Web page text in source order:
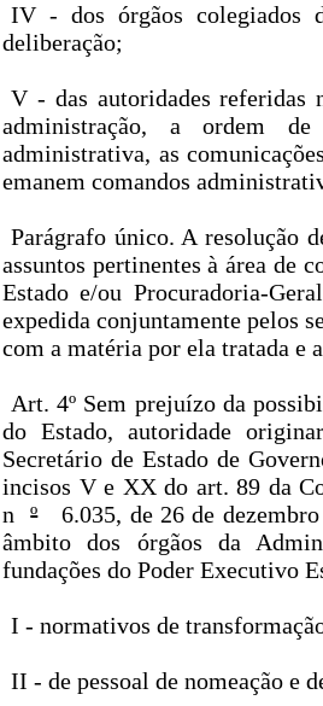
IV - dos órgãos colegiados
deliberação;
V - das autoridades
administração, a ordem
administrativa, as
emanem comandos
Parágrafo único. A resolução
assuntos pertinentes à área de
Estado e/ou Procuradoria-
expedida conjuntamente pelos
com a matéria por ela tratada e
Art. 4º Sem prejuízo da
do Estado, autoridade
Secretário de Estado de
incisos V e XX do art. 89 da
n
º
6.035, de 26 de
âmbito dos órgãos da
fundações do Poder Executivo
I - normativos de
II - de pessoal de nomeação e